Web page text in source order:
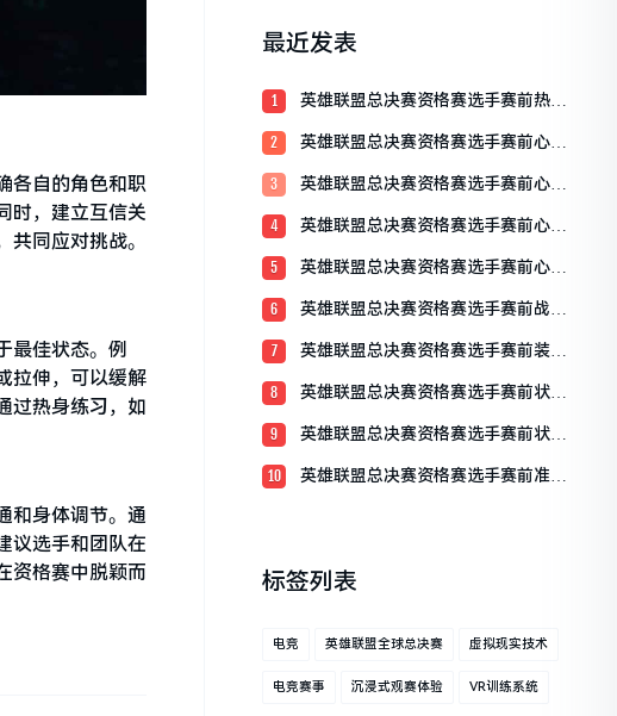
各自的角色和职
时，建立互信关
同应对挑战。
最佳状态。例
拉伸，可以缓解
过热身练习，如
和身体调节。通
议选手和团队在
资格赛中脱颖而
最近发表
1
英雄联盟总决赛资格赛选手赛前热身
2
英雄联盟总决赛资格赛选手赛前心理
3
英雄联盟总决赛资格赛选手赛前心理
4
英雄联盟总决赛资格赛选手赛前心态
5
英雄联盟总决赛资格赛选手赛前心态
6
英雄联盟总决赛资格赛选手赛前战术
7
英雄联盟总决赛资格赛选手赛前装备
8
英雄联盟总决赛资格赛选手赛前状态
9
英雄联盟总决赛资格赛选手赛前状态
10
英雄联盟总决赛资格赛选手赛前准备
标签列表
电竞 英雄联盟全球总决赛 虚拟现实技术
电竞赛事 沉浸式观赛体验 VR训练系统